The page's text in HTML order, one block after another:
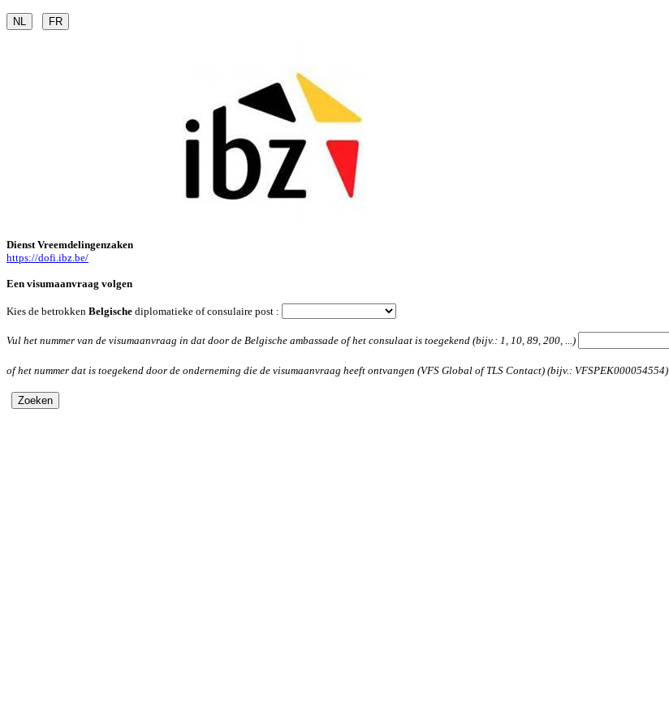
Dienst Vreemdelingenzaken
https://dofi.ibz.be/
Een visumaanvraag volgen
Kies de betrokken Belgische diplomatieke of consulaire post :
Vul het nummer van de visumaanvraag in dat door de Belgische ambassade of het consulaat is toegekend (bijv.: 1, 10, 89, 200, ...)
of het nummer dat is toegekend door de onderneming die de visumaanvraag heeft ontvangen (VFS Global of TLS Contact) (bijv.: VFSPEK000054554)